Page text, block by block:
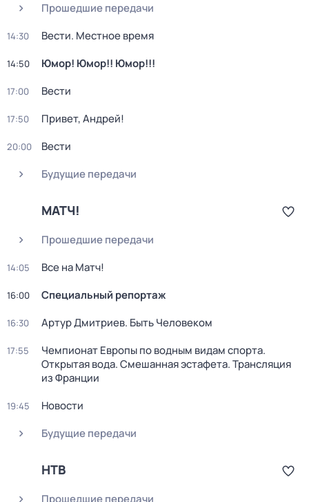
Прошедшие передачи
14:30 Вести. Местное время
14:50 Юмор! Юмор!! Юмор!!!
17:00 Вести
17:50 Привет, Андрей!
20:00
Вести
Будущие передачи
МАТЧ!
Прошедшие передачи
14:05 Все на Матч!
16:00 Специальный репортаж
16:30 Артур Дмитриев. Быть Человеком
17:55
Чемпионат Европы по водным видам спорта.
Открытая вода. Смешанная эстафета. Трансляция
из Франции
19:45
Новости
Будущие передачи
НТВ
Прошедшие передачи